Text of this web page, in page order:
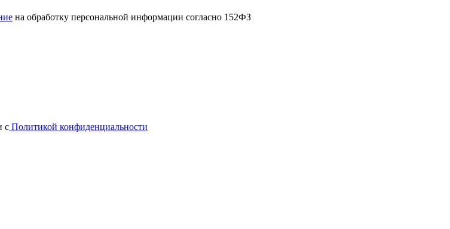
на обработку персональной информации согласно 152ФЗ
с Политикой конфиденциальности